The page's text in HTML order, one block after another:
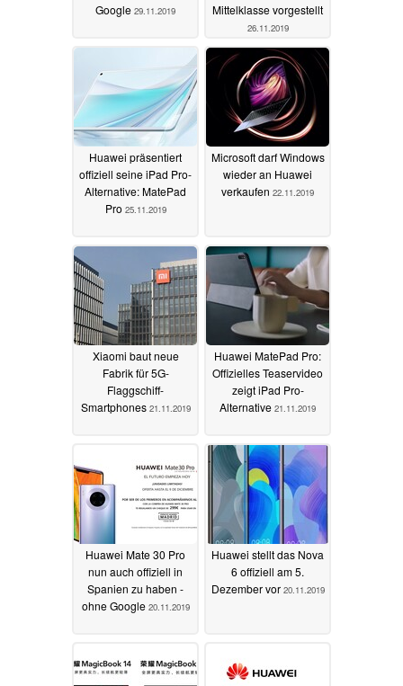
Google 29.11.2019
Mittelklasse vorgestellt
26.11.2019
Huawei präsentiert
offiziell seine iPad Pro-
Alternative: MatePad
Pro 25.11.2019
Microsoft darf Windows
wieder an Huawei
verkaufen 22.11.2019
Xiaomi baut neue
Fabrik für 5G-
Flaggschiff-
Smartphones 21.11.2019
Huawei MatePad Pro:
Offizielles Teaservideo
zeigt iPad Pro-
Alternative 21.11.2019
Huawei Mate 30 Pro
nun auch offiziell in
Spanien zu haben -
ohne Google 20.11.2019
Huawei stellt das Nova
6 offiziell am 5.
Dezember vor 20.11.2019